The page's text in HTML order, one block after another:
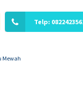
Telp:
Mewah